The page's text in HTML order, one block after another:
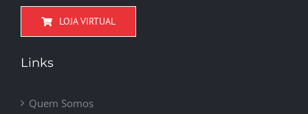
LOJA VIRTUAL
Links
Quem Somos